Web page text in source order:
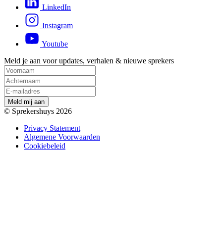
LinkedIn
Instagram
Youtube
Meld je aan voor updates, verhalen & nieuwe sprekers
Me d mij aan
© Sprekershuys 2026
Privacy Statement
Algemene Voorwaarden
Cookiebeleid